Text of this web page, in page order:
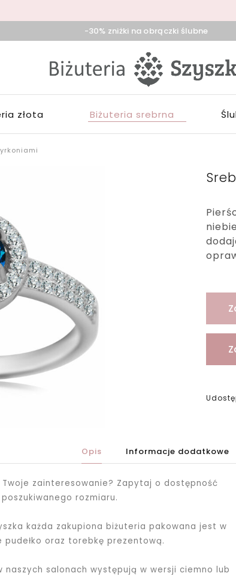
-30% zniżki na obrączki ślubne
Biżuteria
Wola,
Łask
srebrną,
pozłacaną,
upominki
złota Biżuteria srebrna
Opis Informacje dodatkowe
Twoje zainteresowanie? Zapytaj o dostępność
poszukiwanego rozmiaru.
każda zakupiona biżuteria pakowana jest w
pudełko oraz torebkę prezentową.
naszych salonach występują w wersji ciemno lub